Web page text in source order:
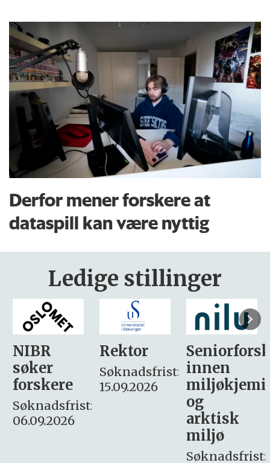
Derfor mener forskere at
dataspill kan være nyttig
Ledige stillinger
Rektor
Søknadsfrist:
15.09.2026
Seniorforsker
innen
miljøkjemi
søker
– fast
Søknadsfrist:
16. august.